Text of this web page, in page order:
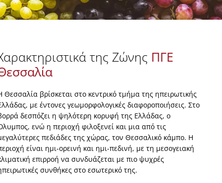
της Ζώνης ΠΓΕ
Θεσσαλία βρίσκεται στο κεντρικό τμήμα της ηπειρωτικής
με έντονες γεωμορφολογικές διαφοροποιήσεις. Στο
δεσπόζει η ψηλότερη κορυφή της Ελλάδας, ο
ενώ η περιοχή φιλοξενεί και μια από τις
πεδιάδες της χώρας, τον Θεσσαλικό κάμπο. Η
είναι ημι-ορεινή και ημι-πεδινή, με τη μεσογειακή
επιρροή να συνδυάζεται με πιο ψυχρές
συνθήκες στο εσωτερικό της.